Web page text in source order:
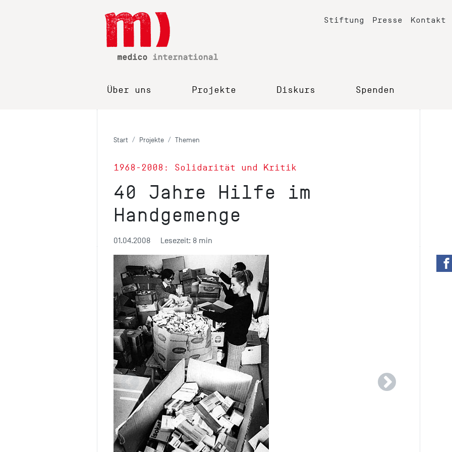
Stiftung Presse Kontakt
Über uns Projekte Diskurs Spenden
Start Projekte Themen
1968-2008: Solidarität und Kritik
40 Jahre Hilfe im
Handgemenge
01.04.2008 Lesezeit: 8 min
Der